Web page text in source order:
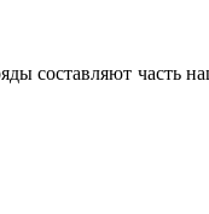
часть